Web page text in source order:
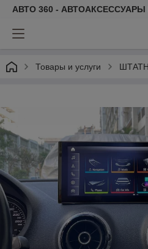
АВТО 360 -
Товары и услуги